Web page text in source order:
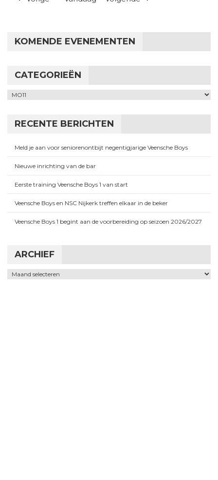
KOMENDE EVENEMENTEN
CATEGORIEËN
Categorieën
RECENTE BERICHTEN
Meld je aan voor seniorenontbijt negentigjarige Veensche Boys
Nieuwe inrichting van de bar
Eerste training Veensche Boys 1 van start
Veensche Boys en NSC Nijkerk treffen elkaar in de beker
Veensche Boys 1 begint aan de voorbereiding op seizoen 2026/2027
ARCHIEF
Archief